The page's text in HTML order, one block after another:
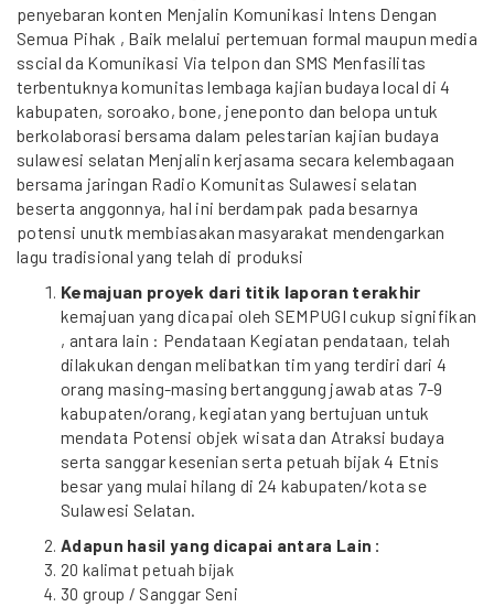
penyebaran konten Menjalin Komunikasi Intens Dengan
Semua Pihak , Baik melalui pertemuan formal maupun media
sscial da Komunikasi Via telpon dan SMS Menfasilitas
terbentuknya komunitas lembaga kajian budaya local di 4
kabupaten, soroako, bone, jeneponto dan belopa untuk
berkolaborasi bersama dalam pelestarian kajian budaya
sulawesi selatan Menjalin kerjasama secara kelembagaan
bersama jaringan Radio Komunitas Sulawesi selatan
beserta anggonnya, hal ini berdampak pada besarnya
potensi unutk membiasakan masyarakat mendengarkan
lagu tradisional yang telah di produksi
Kemajuan proyek dari titik laporan terakhir
kemajuan yang dicapai oleh SEMPUGI cukup signifikan
, antara lain : Pendataan Kegiatan pendataan, telah
dilakukan dengan melibatkan tim yang terdiri dari 4
orang masing-masing bertanggung jawab atas 7-9
kabupaten/orang, kegiatan yang bertujuan untuk
mendata Potensi objek wisata dan Atraksi budaya
serta sanggar kesenian serta petuah bijak 4 Etnis
besar yang mulai hilang di 24 kabupaten/kota se
Sulawesi Selatan.
Adapun hasil yang dicapai antara Lain :
20 kalimat petuah bijak
30 group / Sanggar Seni